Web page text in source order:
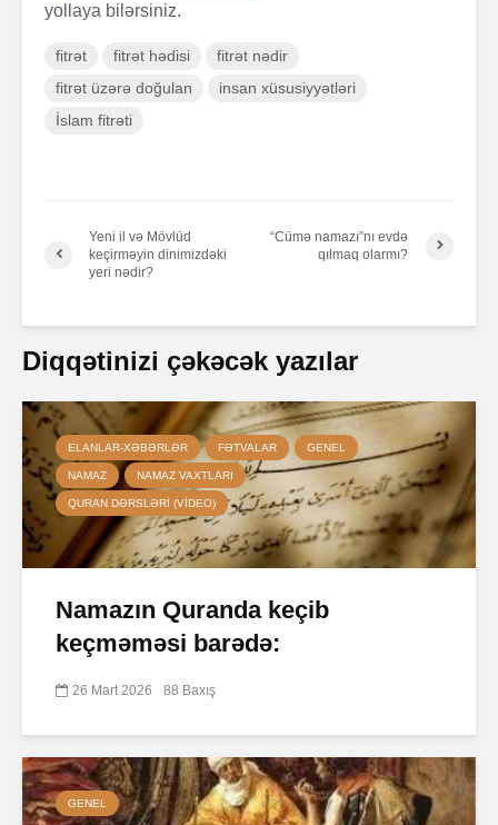
yollaya bilərsiniz.
fitrət fitrət hədisi
fitrət nədir
fitrət üzərə doğulan
insan xüsusiyyətləri
İslam fitrəti
Yeni il və Mövlüd
keçirməyin dinimizdəki
yeri nədir?
“Сümə namazı”nı evdə
qılmaq olarmı?
Diqqətinizi çəkəcək yazılar
ELANLAR-XƏBƏRLƏR FƏTVALAR GENEL
NAMAZ NAMAZ VAXTLARI
QURAN DƏRSLƏRI (VIDEO)
Namazın Quranda keçib
keçməməsi barədə:
26 Mart 2026 88 Baxış
GENEL